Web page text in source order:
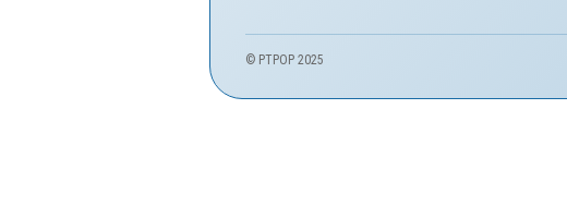
© PTPOP 2025